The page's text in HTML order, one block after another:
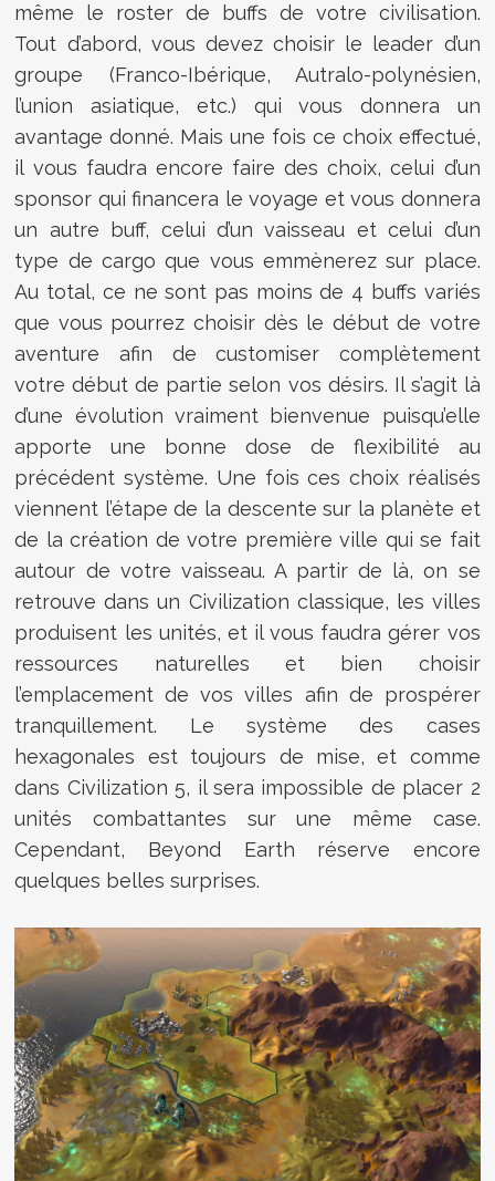
même le roster de buffs de votre civilisation.
Tout d’abord, vous devez choisir le leader d’un
groupe (Franco-Ibérique, Autralo-polynésien,
l’union asiatique, etc.) qui vous donnera un
avantage donné. Mais une fois ce choix effectué,
il vous faudra encore faire des choix, celui d’un
sponsor qui financera le voyage et vous donnera
un autre buff, celui d’un vaisseau et celui d’un
type de cargo que vous emmènerez sur place.
Au total, ce ne sont pas moins de 4 buffs variés
que vous pourrez choisir dès le début de votre
aventure afin de customiser complètement
votre début de partie selon vos désirs. Il s’agit là
d’une évolution vraiment bienvenue puisqu’elle
apporte une bonne dose de flexibilité au
précédent système. Une fois ces choix réalisés
viennent l’étape de la descente sur la planète et
de la création de votre première ville qui se fait
autour de votre vaisseau. A partir de là, on se
retrouve dans un Civilization classique, les villes
produisent les unités, et il vous faudra gérer vos
ressources naturelles et bien choisir
l’emplacement de vos villes afin de prospérer
tranquillement. Le système des cases
hexagonales est toujours de mise, et comme
dans Civilization 5, il sera impossible de placer 2
unités combattantes sur une même case.
Cependant, Beyond Earth réserve encore
quelques belles surprises.